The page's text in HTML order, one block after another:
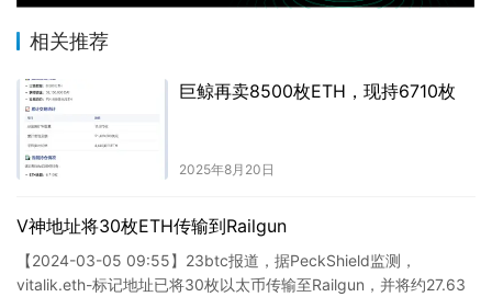
相关推荐
巨鲸再卖8500枚ETH，现持6710枚
2025年8月20日
V神地址将30枚ETH传输到Railgun
【2024-03-05 09:55】23btc报道，据PeckShield监测，
vitalik.eth-标记地址已将30枚以太币传输至Railgun，并将约27.63